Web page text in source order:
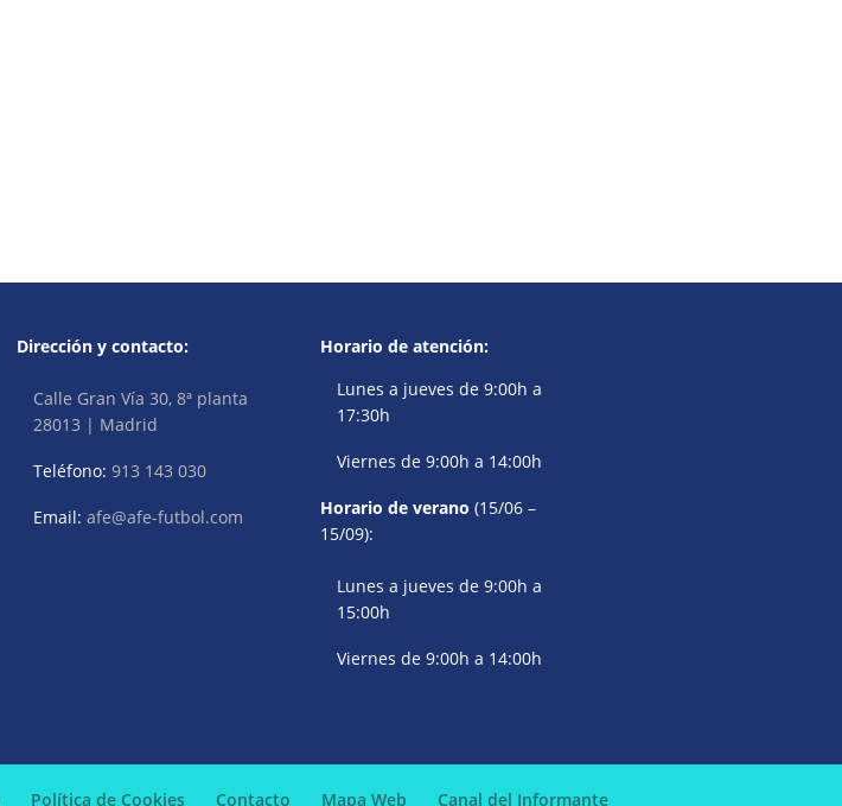
Dirección y contacto:
Calle Gran Vía 30, 8ª planta
28013 | Madrid
Teléfono: 913 143 030
Email: afe@afe-futbol.com
Horario de atención:
Lunes a jueves de 9:00h a
17:30h
Viernes de 9:00h a 14:00h
Horario de verano (15/06 –
15/09):
Lunes a jueves de 9:00h a
15:00h
Viernes de 9:00h a 14:00h
Política de Cookies Contacto Mapa Web Canal del Informante